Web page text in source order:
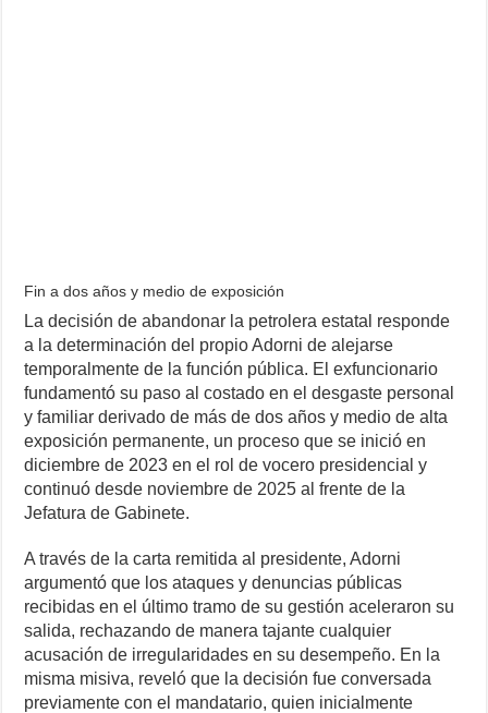
Fin a dos años y medio de exposición
La decisión de abandonar la petrolera estatal responde
a la determinación del propio Adorni de alejarse
temporalmente de la función pública. El exfuncionario
fundamentó su paso al costado en el desgaste personal
y familiar derivado de más de dos años y medio de alta
exposición permanente, un proceso que se inició en
diciembre de 2023 en el rol de vocero presidencial y
continuó desde noviembre de 2025 al frente de la
Jefatura de Gabinete.
A través de la carta remitida al presidente, Adorni
argumentó que los ataques y denuncias públicas
recibidas en el último tramo de su gestión aceleraron su
salida, rechazando de manera tajante cualquier
acusación de irregularidades en su desempeño. En la
misma misiva, reveló que la decisión fue conversada
previamente con el mandatario, quien inicialmente